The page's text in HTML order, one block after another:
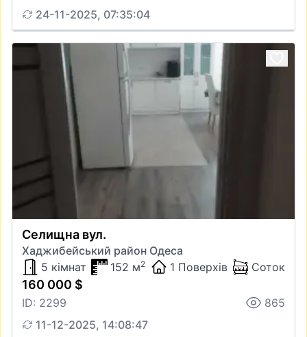
24-11-2025, 07:35:04
Селищна вул.
Хаджибейський район Одеса
5 кімнат
152 м2 1 Поверхів Соток
160 000 $
ID: 2299
865
11-12-2025, 14:08:47